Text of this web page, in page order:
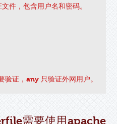
件，包含用户名和密码。
证，any 只验证外网用户。
需要使用apache